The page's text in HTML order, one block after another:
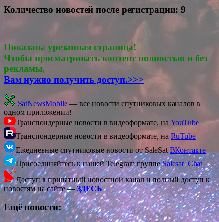
Количество новостей после регистрации: 9
Показана урезанная страница!
Чтобы просматривать контент полностью и без
рекламы,
Вам нужно получить доступ.>>>
SatNewsMobile — все новости спутниковых каналов в
одном приложении!
Транспондерные новости в видеоформате, на YouTube
Транспондерные новости в видеоформате, на RuTube
Ежедневные спутниковые новости от SaleSatВКонтакте
Присоединяйтесь к нашей Telegram группеSalesat_Chat
Доступ в приватный новостной канал и полный доступ к
новостям на сайте —ЗДЕСЬ
Ещё новости: